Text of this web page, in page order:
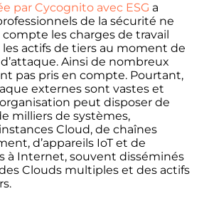
par Cycognito avec ESG a
de la sécurité ne
les charges de travail
actifs de tiers au moment de
Ainsi de nombreux
pas pris en compte. Pourtant,
externes sont vastes et
peut disposer de
milliers de systèmes,
Cloud, de chaînes
d’appareils IoT et de
à Internet, souvent disséminés
Clouds multiples et des actifs